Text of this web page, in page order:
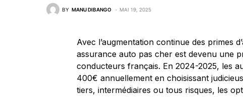
BY MANU DIBANGO MAI 19, 2025
Avec l’augmentation continue des primes
assurance auto pas cher est devenu une
conducteurs français. En 2024-2025, les
400€ annuellement en choisissant
tiers, intermédiaires ou tous risques, les